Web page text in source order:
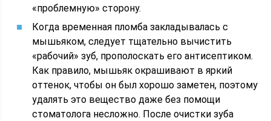
«проблемную» сторону.
Когда временная пломба закладывалась с
мышьяком, следует тщательно вычистить
«рабочий» зуб, прополоскать его антисептиком.
Как правило, мышьяк окрашивают в яркий
оттенок, чтобы он был хорошо заметен, поэтому
удалять это вещество даже без помощи
стоматолога несложно. После очистки зуба